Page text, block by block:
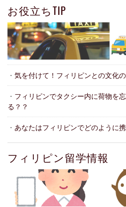
お役立ちTIP
・ 気を付けて！フィリピンとの文化の
・ フィリピンでタクシー内に荷物を
る？？
・ あなたはフィリピンでどのように
フィリピン留学情報